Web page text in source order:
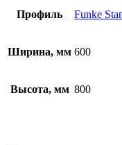
Профиль Funke
Ширина, мм 600
Высота, мм 800